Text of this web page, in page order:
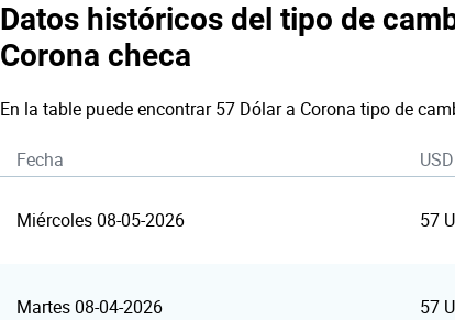
Datos históricos del tipo de
Corona checa
En la table puede encontrar 57 Dólar a Corona tipo de
Fecha USD
Miércoles 08-05-2026 57
Martes 08-04-2026 57